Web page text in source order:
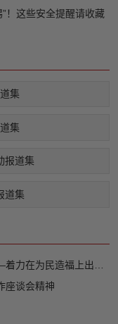
！这些安全提醒请收藏
集
集
报道集
道集
座谈会精神